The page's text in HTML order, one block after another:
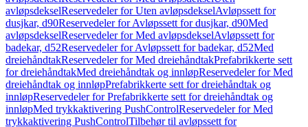
avløpsdekselReservedeler for Uten avløpsdekselAvløpssett for
dusjkar, d90Reservedeler for Avløpssett for dusjkar, d90Med
avløpsdekselReservedeler for Med avløpsdekselAvløpssett for
badekar, d52Reservedeler for Avløpssett for badekar, d52Med
dreiehåndtakReservedeler for Med dreiehåndtakPrefabrikkerte sett
for dreiehåndtakMed dreiehåndtak og innløpReservedeler for Med
dreiehåndtak og innløpPrefabrikkerte sett for dreiehåndtak og
innløpReservedeler for Prefabrikkerte sett for dreiehåndtak og
innløpMed trykkaktivering PushControlReservedeler for Med
trykkaktivering PushControlTilbehør til avløpssett for